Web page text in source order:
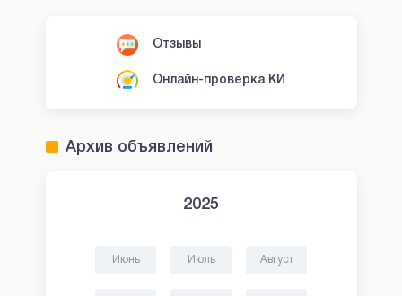
Отзывы
Онлайн-проверка КИ
Архив объявлений
2025
Июнь Июль Август